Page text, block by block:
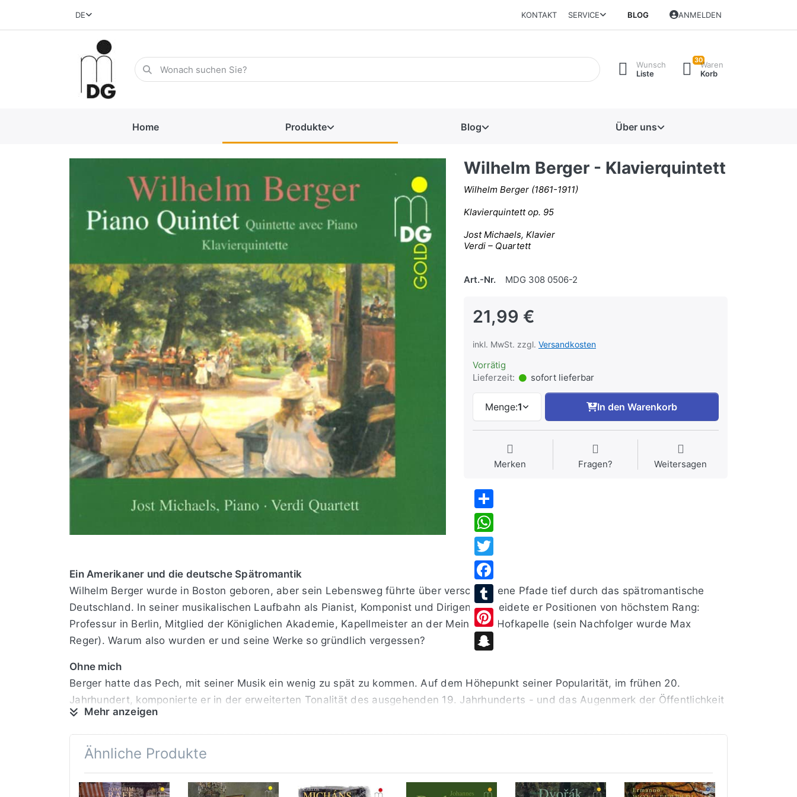
DE KONTAKT SERVICE BLOG ANMELDEN
Wunsch
Liste
30Waren
Korb
Home Produkte Blog Über uns
Wilhelm Berger - Klavierquintett
Wilhelm Berger (1861-1911)
Klavierquintett op. 95
Jost Michaels, Klavier
Verdi – Quartett
Art.-Nr. MDG 308 0506-2
21,99 €
inkl. MwSt. zzgl. Versandkosten
Vorrätig
Lieferzeit:
sofort lieferbar
Menge:1 In den Warenkorb
Merken Fragen? Weitersagen
Share
WhatsApp
Twitter
Facebook
Tumblr
Pinterest
Ein Amerikaner und die deutsche Spätromantik
Wilhelm Berger wurde in Boston geboren, aber sein Lebensweg führte über verschlungene Pfade tief durch das spätromantische
Deutschland. In seiner musikalischen Laufbahn als Pianist, Komponist und Dirigent bekleidete er Positionen von höchstem Rang:
Professur in Berlin, Mitglied der Königlichen Akademie, Kapellmeister an der Meininger Hofkapelle (sein Nachfolger wurde Max
Reger). Warum also wurden er und seine Werke so gründlich vergessen?
Ohne mich
Berger hatte das Pech, mit seiner Musik ein wenig zu spät zu kommen. Auf dem Höhepunkt seiner Popularität, im frühen 20.
Jahrhundert, komponierte er in der erweiterten Tonalität des ausgehenden 19. Jahrhunderts - und das Augenmerk der Öffentlichkeit
richtete sich inzwischen auf Extravagantes: auf den Impressionismus und die Zweite Wiener Schule. Bergers Kollegen rieten ihm zu
Lebzeiten, er möge sich mehr um die Verbreitung seiner Werke kümmern. Der bescheidene Berger mied jedoch jeden Rummel. Sein
Stil war alles andere als skandalös - stattdessen bei allem Klangsinn zwingend und tief empfunden.
Unerhört
Bergers Klavierquintett op. 95 ist 1904 in Meinigen entstanden und steht deutlich in der großen Tradition der Brahmsschen
Mehr anzeigen
Ähnliche Produkte